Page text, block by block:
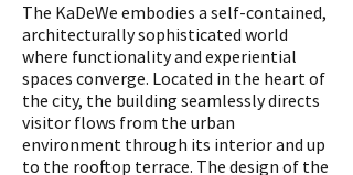
The KaDeWe embodies a self-contained,
architecturally sophisticated world
where functionality and experiential
spaces converge. Located in the heart of
the city, the building seamlessly directs
visitor flows from the urban
environment through its interior and up
to the rooftop terrace. The design of the